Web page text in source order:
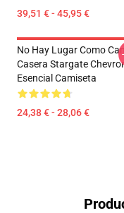
39,51 € - 45,95 €
No Hay Lugar Como
Casera Stargate
Esencial Camiseta
24,38 € - 28,06 €